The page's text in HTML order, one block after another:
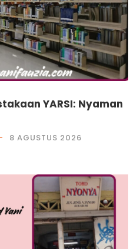
YARSI: Nyaman
8 AGUSTUS 2026